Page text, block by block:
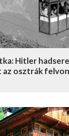
Hitler
osztrák